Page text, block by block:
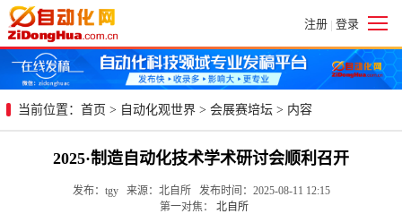
注册 | 登录
当前位置： 首页 > 自动化观世界 > 会展赛培坛 > 内容
2025·制造自动化技术学术研讨会顺利召开
发布：tgy 来源：北自所 发布时间：2025-08-11 12:15
第一对焦： 北自所